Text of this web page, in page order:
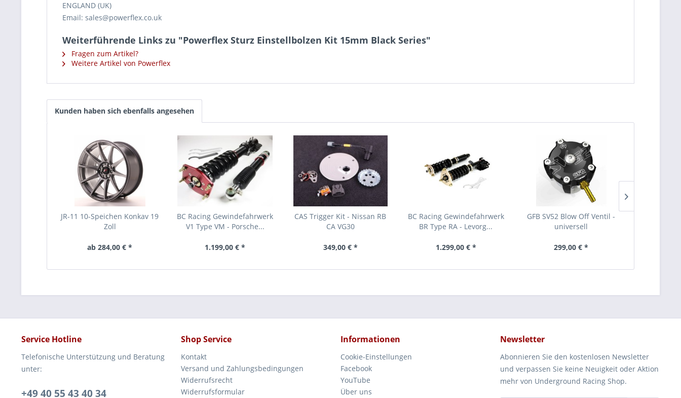
ENGLAND (UK)
Email: sales@powerflex.co.uk
Weiterführende Links zu "Powerflex Sturz Einstellbolzen Kit 15mm Black Series"
Fragen zum Artikel?
Weitere Artikel von Powerflex
Kunden haben sich ebenfalls angesehen
JR-11 10-Speichen Konkav 19
Zoll
ab 284,00 € *
BC Racing Gewindefahrwerk
V1 Type VM - Porsche...
1.199,00 € *
CAS Trigger Kit - Nissan RB
CA VG30
349,00 € *
BC Racing Gewindefahrwerk
BR Type RA - Levorg...
1.299,00 € *
GFB SV52 Blow Off Ventil -
universell
299,00 € *
Service Hotline
Telefonische Unterstützung und Beratung
unter:
+49 40 55 43 40 34
Shop Service
Kontakt
Versand und Zahlungsbedingungen
Widerrufsrecht
Widerrufsformular
Informationen
Cookie-Einstellungen
Facebook
YouTube
Über uns
Newsletter
Abonnieren Sie den kostenlosen Newsletter
und verpassen Sie keine Neuigkeit oder Aktion
mehr von Underground Racing Shop.